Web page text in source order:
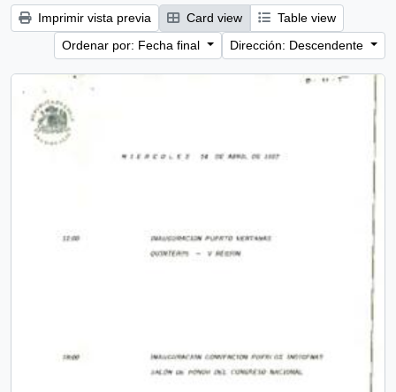
Imprimir vista previa Card view
Table view
Ordenar por: Fecha final
Dirección: Descendente